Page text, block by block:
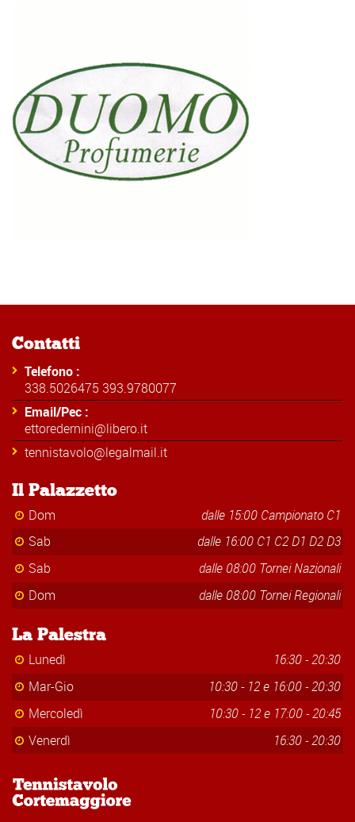
Contatti
Telefono :
338.5026475 393.9780077
Email/Pec :
ettoredernini@libero.it
tennistavolo@legalmail.it
Il Palazzetto
Dom
dalle 15:00 Campionato C1
Sab
dalle 16:00 C1 C2 D1 D2 D3
Sab
dalle 08:00 Tornei Nazionali
Dom
dalle 08:00 Tornei Regionali
La Palestra
Lunedì
16:30 - 20:30
Mar-Gio
10:30 - 12 e 16:00 - 20:30
Mercoledì
10:30 - 12 e 17:00 - 20:45
Venerdì
16:30 - 20:30